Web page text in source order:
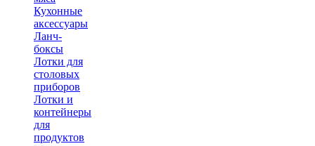
Кухонные
аксессуары
Ланч-
боксы
Лотки для
столовых
приборов
Лотки и
контейнеры
для
продуктов